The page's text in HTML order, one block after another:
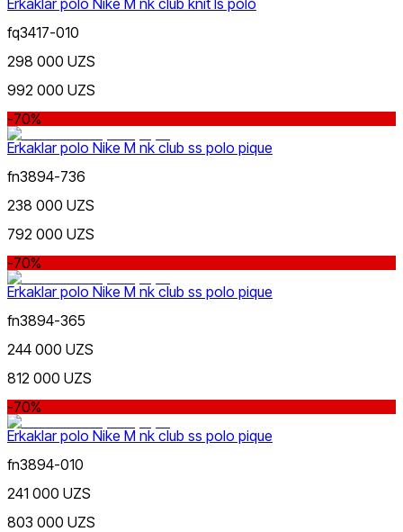
Moviy
Nike Tashkent Amir Temur
Nike Tashkent City Mall
Faqat onlayn (yetkazib berish)
fq3417-010
298 000 UZS
992 000 UZS
-70%
Erkaklar polo Nike M nk club ss polo pique
fn3894-736
238 000 UZS
792 000 UZS
-70%
Erkaklar polo Nike M nk club ss polo pique
fn3894-365
244 000 UZS
812 000 UZS
-70%
Erkaklar polo Nike M nk club ss polo pique
fn3894-010
241 000 UZS
803 000 UZS